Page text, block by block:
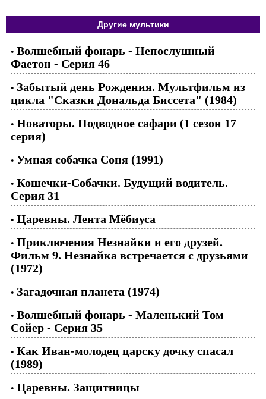
Другие мультики
• Волшебный фонарь - Непослушный
Фаетон - Серия 46
• Забытый день Рождения. Мультфильм из
цикла "Сказки Дональда Биссета" (1984)
• Новаторы. Подводное сафари (1 сезон 17
серия)
• Умная собачка Соня (1991)
• Кошечки-Собачки. Будущий водитель.
Серия 31
• Царевны. Лента Мёбиуса
• Приключения Незнайки и его друзей.
Фильм 9. Незнайка встречается с друзьями
(1972)
• Загадочная планета (1974)
• Волшебный фонарь - Маленький Том
Сойер - Серия 35
• Как Иван-молодец царску дочку спасал
(1989)
• Царевны. Защитницы